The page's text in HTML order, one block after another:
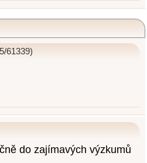
61339)
do zajímavých výzkumů